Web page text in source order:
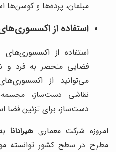
مبلمان، پرده‌ها و کوسن‌ها
استفاده از
استفاده از
فضایی منحصر به فرد
می‌توانید از
نقاشی دست‌ساز،
دست‌ساز، برای تزئین فضا
امروزه شرکت معماری هیرادانا
مطرح در سطح کشور توانسته